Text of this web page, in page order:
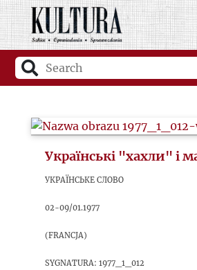
Українські "хахли" і
Українське Слово
02-09/01.1977
(Francja)
sygnatura: 1977_1_012